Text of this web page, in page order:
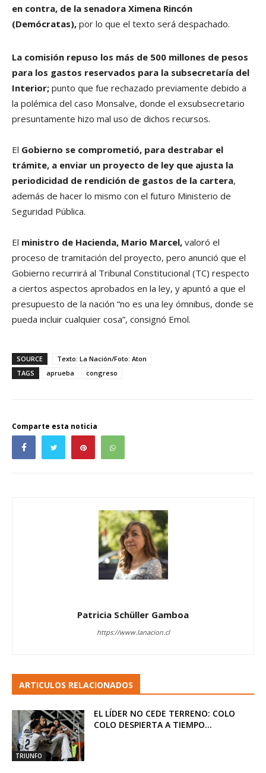
en contra, de la senadora Ximena Rincón
(Demócratas), por lo que el texto será despachado.
La comisión repuso los más de 500 millones de pesos
para los gastos reservados para la subsecretaría del
Interior; punto que fue rechazado previamente debido a
la polémica del caso Monsalve, donde el exsubsecretario
presuntamente hizo mal uso de dichos recursos.
El Gobierno se comprometió, para destrabar el
trámite, a enviar un proyecto de ley que ajusta la
periodicidad de rendición de gastos de la cartera,
además de hacer lo mismo con el futuro Ministerio de
Seguridad Pública.
El ministro de Hacienda, Mario Marcel, valoró el
proceso de tramitación del proyecto, pero anunció que el
Gobierno recurrirá al Tribunal Constitucional (TC) respecto
a ciertos aspectos aprobados en la ley, y apuntó a que el
presupuesto de la nación “no es una ley ómnibus, donde se
pueda incluir cualquier cosa”, consignó Emol.
SOURCE
Texto: La Nación/Foto: Aton
TAGS
aprueba congreso
Comparte esta noticia
Patricia Schüller Gamboa
https://www.lanacion.cl
ARTICULOS RELACIONADOS
TRIUNFO
EL LÍDER NO CEDE TERRENO: COLO
COLO DESPIERTA A TIEMPO...